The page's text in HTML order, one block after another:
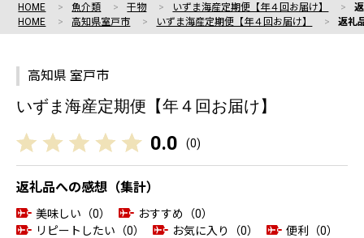
HOME 魚介類 干物 いずま海産定期便【年４回お届け】
HOME
高知県室戸市 いずま海産定期便【年４回お届け】 返礼
高知県 室戸市
いずま海産定期便【年４回お届け】
0.0 (0)
返礼品への感想（集計）
美味しい（0）
おすすめ（0）
リピートしたい（0）
お気に入り（0）
便利（0）